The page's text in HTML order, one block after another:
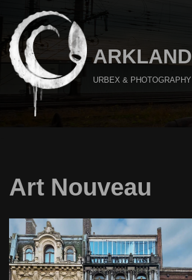
Aller
au
contenu
ARKLAND
URBEX & PHOTOGRAPHY
Art Nouveau